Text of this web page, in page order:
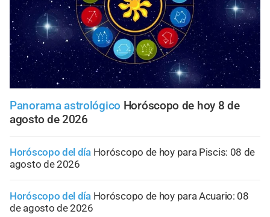
Panorama astrológico Horóscopo de hoy 8 de
agosto de 2026
Horóscopo del día Horóscopo de hoy para Piscis: 08 de
agosto de 2026
Horóscopo del día Horóscopo de hoy para Acuario: 08
de agosto de 2026